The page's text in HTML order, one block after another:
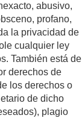
abusivo,
profano,
la privacidad de
cualquier ley
También está de
derechos de
los derechos o
de dicho
plagio